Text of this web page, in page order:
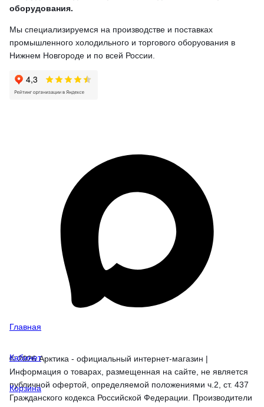
оборудования.
Мы специализируемся на производстве и поставках
промышленного холодильного и торгового оборуования в
Нижнем Новгороде и по всей России.
© 2026 Арктика - официальный интернет-магазин |
Информация о товарах, размещенная на сайте, не является
публичной офертой, определяемой положениями ч.2, ст. 437
Гражданского кодекса Российской Федерации. Производители
Главная
Кабинет
Корзина